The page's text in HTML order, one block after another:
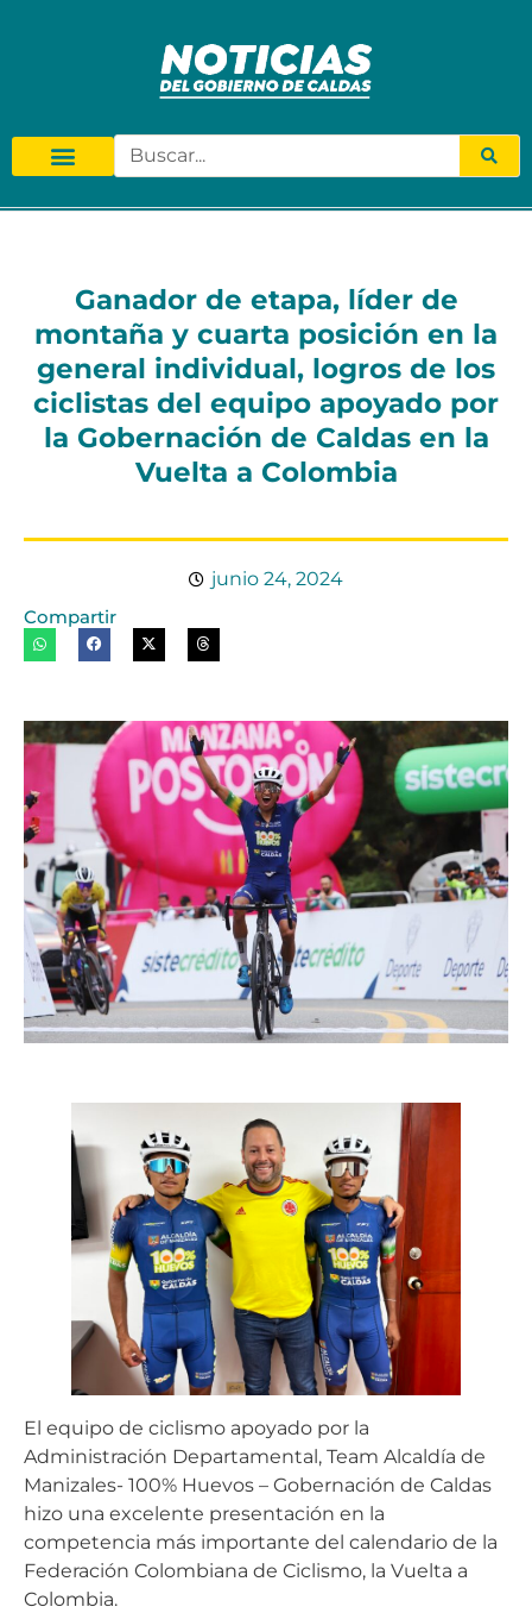
Ganador de etapa, líder de
montaña y cuarta posición en la
general individual, logros de los
ciclistas del equipo apoyado por
la Gobernación de Caldas en la
Vuelta a Colombia
junio 24, 2024
Compartir
El equipo de ciclismo apoyado por la
Administración Departamental, Team Alcaldía de
Manizales- 100% Huevos – Gobernación de Caldas
hizo una excelente presentación en la
competencia más importante del calendario de la
Federación Colombiana de Ciclismo, la Vuelta a
Colombia.